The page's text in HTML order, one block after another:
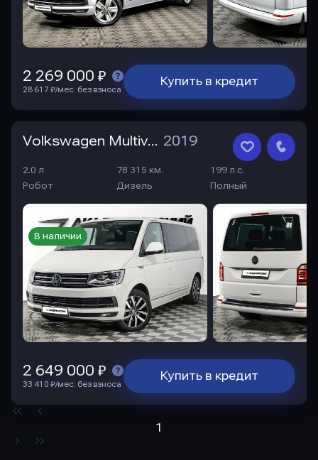
Купить в кредит
2 269 000 ₽
28 617 ₽/мес. без взноса
Volkswagen Multivan 2019
2.0 л 78 315 км.
199 л.с.
Робот
Дизель Полный
В наличии
Купить в кредит
2 649 000 ₽
33 410 ₽/мес. без взноса
1